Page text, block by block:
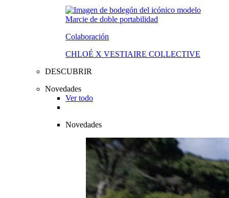
Colaboración
CHLOÉ X VESTIAIRE COLLECTIVE
DESCUBRIR
Novedades
Ver todo
Novedades